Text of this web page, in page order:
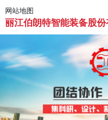
网站地图
丽江伯朗特智能装备股份